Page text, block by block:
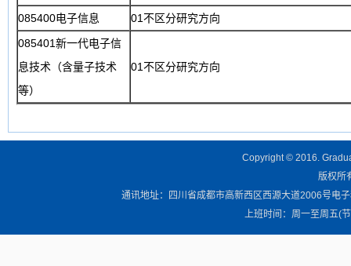
085400电子信息
01不区分研究方向
085401新一代电子信
息技术（含量子技术
等）
01不区分研究方向
Copyright © 2016.
版权所
通讯地址：四川省成都市高新西区西源大道2006号电
上班时间：周一至周五(